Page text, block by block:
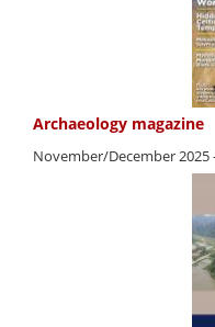
Archaeology magazine
November/December 2025